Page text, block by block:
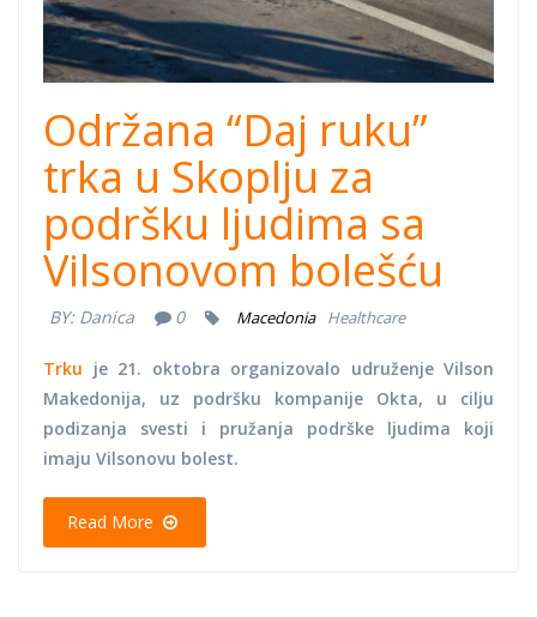
Održana “Daj ruku”
trka u Skoplju za
podršku ljudima sa
Vilsonovom bolešću
BY: Danica 0 Macedonia Healthcare
Trku je 21. oktobra organizovalo udruženje Vilson
Makedonija, uz podršku kompanije Okta, u cilju
podizanja svesti i pružanja podrške ljudima koji
imaju Vilsonovu bolest.
Read More